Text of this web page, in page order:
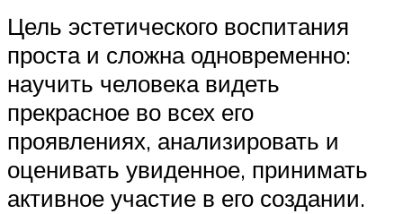
Цель эстетического воспитания
проста и сложна одновременно:
научить человека видеть
прекрасное во всех его
проявлениях, анализировать и
оценивать увиденное, принимать
активное участие в его создании.